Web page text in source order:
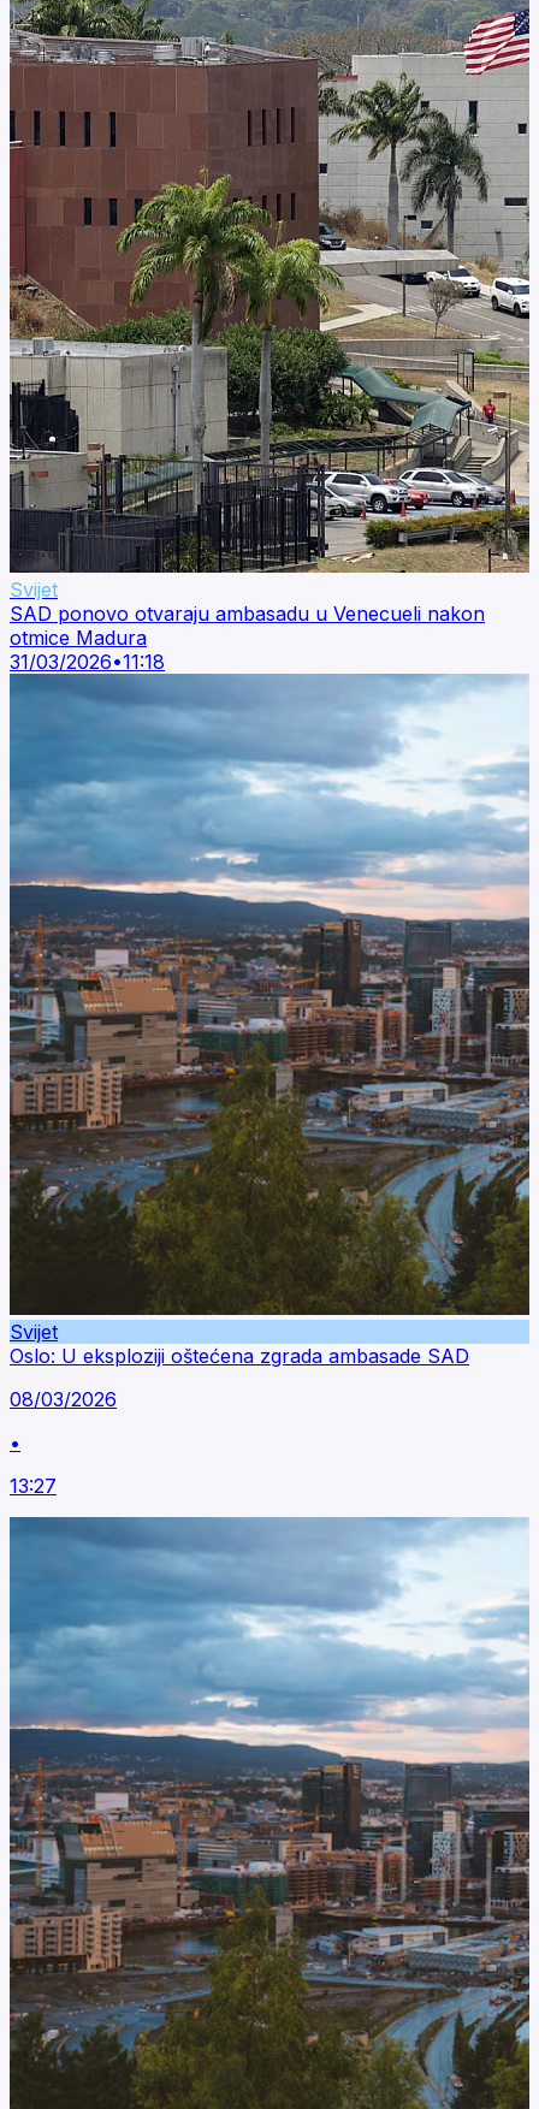
Svijet
SAD ponovo otvaraju ambasadu u Venecueli nakon
otmice Madura
31/03/2026•11:18
Svijet
Oslo: U eksploziji oštećena zgrada ambasade SAD
08/03/2026
•
13:27